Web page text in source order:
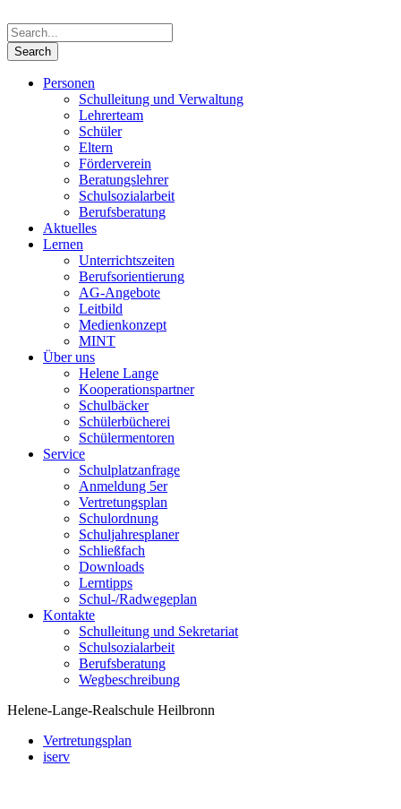
Personen
Schulleitung und Verwaltung
Lehrerteam
Schüler
Eltern
Förderverein
Beratungslehrer
Schulsozialarbeit
Berufsberatung
Aktuelles
Lernen
Unterrichtszeiten
Berufsorientierung
AG-Angebote
Leitbild
Medienkonzept
MINT
Über uns
Helene Lange
Kooperationspartner
Schulbäcker
Schülerbücherei
Schülermentoren
Service
Schulplatzanfrage
Anmeldung 5er
Vertretungsplan
Schulordnung
Schuljahresplaner
Schließfach
Downloads
Lerntipps
Schul-/Radwegeplan
Kontakte
Schulleitung und Sekretariat
Schulsozialarbeit
Berufsberatung
Wegbeschreibung
Helene-Lange-Realschule Heilbronn
Vertretungsplan
iserv